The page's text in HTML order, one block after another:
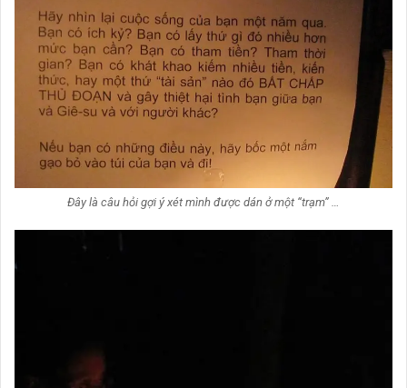
Đây là câu hỏi gợi ý xét mình được dán ở một “trạm” …